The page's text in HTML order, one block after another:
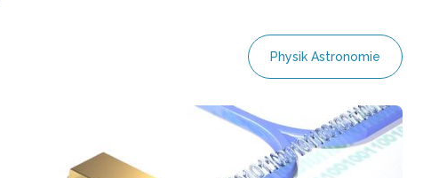
Physik Astronomie